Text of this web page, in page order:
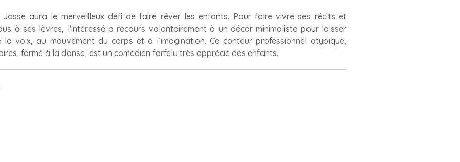
aura le merveilleux défi de faire rêver les enfants. Pour faire vivre ses récits et
à ses lèvres, l'intéressé a recours volontairement à un décor minimaliste pour laisser
voix, au mouvement du corps et à l’imagination. Ce conteur professionnel atypique,
formé à la danse, est un comédien farfelu très apprécié des enfants.